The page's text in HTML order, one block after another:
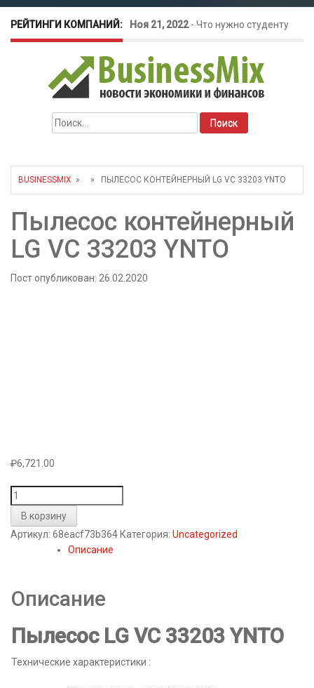
РЕЙТИНГИ КОМПАНИЙ: Ноя 21, 2022- Что нужно студенту
для открытия бизнеса?
Окт 26, 2022-Телефония для
amoCRM: лучшие инструменты для
бизнеса
как защитить свой бизнес?
Найти:
BUSINESSMIX » » ПЫЛЕСОС КОНТЕЙНЕРНЫЙ LG VC 33203 YNTO
Пылесос контейнерный
LG VC 33203 YNTO
Пост опубликован: 26.02.2020
₽6,721.00
Количество
товара
Пылесос
контейнерный
YNTO
В корзину
Артикул: 68eacf73b364 Категория: Uncategorized
Описание
Описание
Пылесос LG VC 33203 YNTO
Технические характеристики :